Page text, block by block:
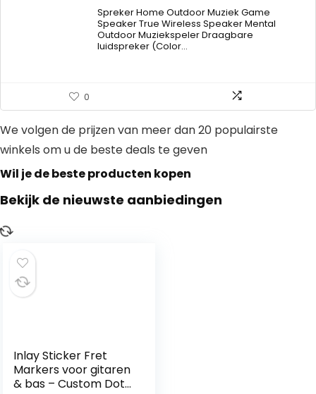
Spreker Home Outdoor Muziek Game
Speaker True Wireless Speaker Mental
Outdoor Muziekspeler Draagbare
luidspreker (Color…
0
We volgen de prijzen van meer dan 20 populairste
winkels om u de beste deals te geven
Wil je de beste producten kopen
Bekijk de nieuwste aanbiedingen
Inlay Sticker Fret
Markers voor gitaren
& bas – Custom Dots